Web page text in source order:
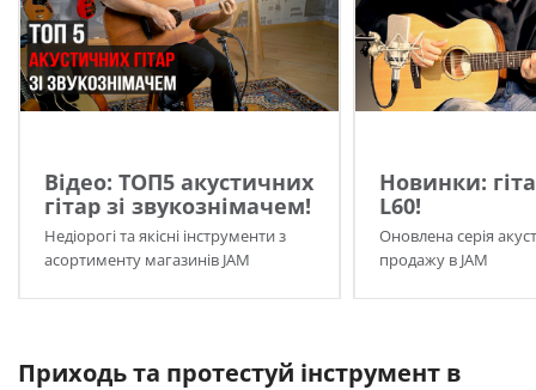
Відео: ТОП5 акустичних
гітар зі звукознімачем!
Недіорогі та якісні інструменти з
асортименту магазинів JAM
Новинки:
L60!
Оновлена серія
продажу в JAM
Приходь та протестуй інструмент в